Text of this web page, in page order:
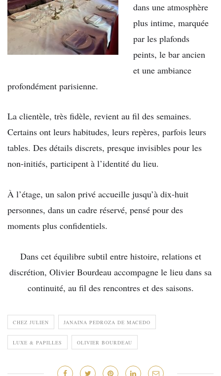
dans une atmosphère
plus intime, marquée
par les plafonds
peints, le bar ancien
et une ambiance
profondément parisienne.
La clientèle, très fidèle, revient au fil des semaines.
Certains ont leurs habitudes, leurs repères, parfois leurs
tables. Des détails discrets, presque invisibles pour les
non-initiés, participent à l’identité du lieu.
À l’étage, un salon privé accueille jusqu’à dix-huit
personnes, dans un cadre réservé, pensé pour des
moments plus confidentiels.
Dans cet équilibre subtil entre histoire, relations et
discrétion, Olivier Bourdeau accompagne le lieu dans sa
continuité, au fil des rencontres et des saisons.
CHEZ JULIEN JANAINA PEDROZA DE MACEDO
LUXE & PAPILLES OLIVIER BOURDEAU